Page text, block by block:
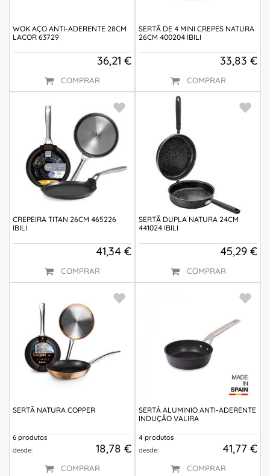
WOK AÇO ANTI-ADERENTE 28CM
LACOR 63729
36,21 €
COMPRAR
SERTÃ DE 4 MINI CREPES NATURA
26CM 400204 IBILI
33,83 €
COMPRAR
CREPEIRA TITAN 26CM 465226
IBILI
41,34 €
COMPRAR
SERTÃ DUPLA NATURA 24CM
441024 IBILI
45,29 €
COMPRAR
SERTÃ NATURA COPPER
6 produtos
desde:
18,78 €
COMPRAR
SERTÂ ALUMINIO ANTI-ADERENTE
INDUÇÃO VALIRA
4 produtos
desde:
41,77 €
COMPRAR